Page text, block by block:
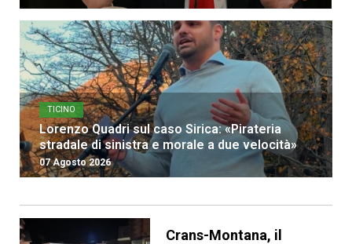
TICINO
Lorenzo Quadri sul caso Sirica: «Pirateria
stradale di sinistra e morale a due velocità»
07 Agosto 2026
Crans-Montana, il